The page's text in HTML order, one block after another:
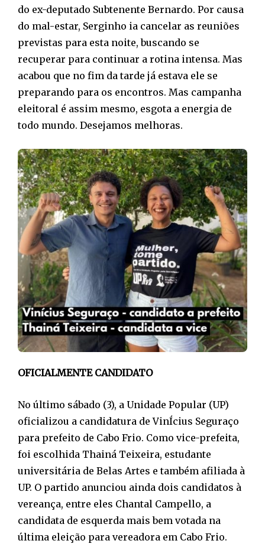
do ex-deputado Subtenente Bernardo. Por causa
do mal-estar, Serginho ia cancelar as reuniões
previstas para esta noite, buscando se
recuperar para continuar a rotina intensa. Mas
acabou que no fim da tarde já estava ele se
preparando para os encontros. Mas campanha
eleitoral é assim mesmo, esgota a energia de
todo mundo. Desejamos melhoras.
OFICIALMENTE CANDIDATO
No último sábado (3), a Unidade Popular (UP)
oficializou a candidatura de VinÍcius Seguraço
para prefeito de Cabo Frio. Como vice-prefeita,
foi escolhida Thainá Teixeira, estudante
universitária de Belas Artes e também afiliada à
UP. O partido anunciou ainda dois candidatos à
vereança, entre eles Chantal Campello, a
candidata de esquerda mais bem votada na
última eleição para vereadora em Cabo Frio.